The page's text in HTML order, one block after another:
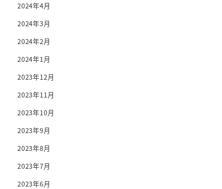
2024年4月
2024年3月
2024年2月
2024年1月
2023年12月
2023年11月
2023年10月
2023年9月
2023年8月
2023年7月
2023年6月